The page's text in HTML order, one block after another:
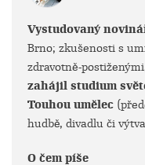
Vystudovaný
Brno; zkušenosti s
zdravotně-
zahájil studium
Touhou umělec
hudbě, divadlu či
O čem píše